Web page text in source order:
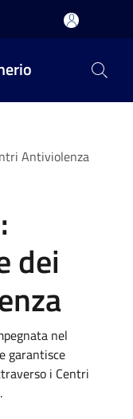
Antiviolenza
dei
nel
garantisce
i Centri